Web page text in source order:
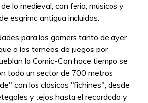
lo medieval, con feria, músicos y
esgrima antigua incluidos.
para los gamers tanto de ayer
a los torneos de juegos por
la Comic-Con hace tiempo se
todo un sector de 700 metros
con los clásicos "fichines", desde
y tejos hasta el recordado y